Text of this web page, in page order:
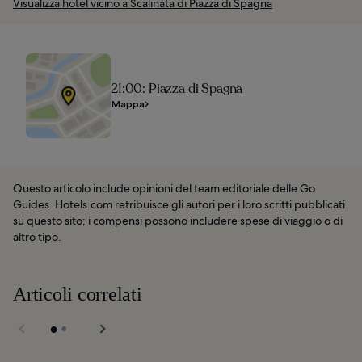
Visualizza hotel vicino a Scalinata di Piazza di Spagna
21:00: Piazza di Spagna
Mappa
Questo articolo include opinioni del team editoriale delle Go
Guides. Hotels.com retribuisce gli autori per i loro scritti pubblicati
su questo sito; i compensi possono includere spese di viaggio o di
altro tipo.
Articoli correlati